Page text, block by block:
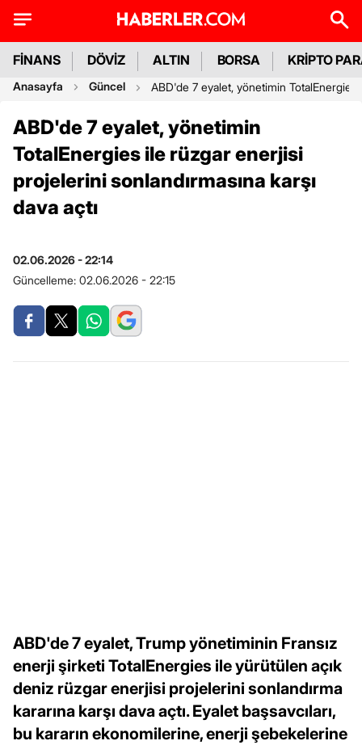
FİNANS DÖVİZ ALTIN BORSA KRİPTO
Anasayfa Güncel ABD'de 7 eyalet, yönetimin TotalEnergies
ABD'de 7 eyalet, yönetimin
TotalEnergies ile rüzgar enerjisi
projelerini sonlandırmasına karşı
dava açtı
02.06.2026 - 22:14
Güncelleme: 02.06.2026 - 22:15
ABD'de 7 eyalet, Trump yönetiminin Fransız
enerji şirketi TotalEnergies ile yürütülen açık
deniz rüzgar enerjisi projelerini sonlandırma
kararına karşı dava açtı. Eyalet başsavcıları,
bu kararın ekonomilerine, enerji şebekelerine